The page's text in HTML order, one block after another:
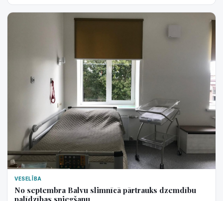
VESELĪBA
No septembra Balvu slimnīcā pārtrauks dzemdību